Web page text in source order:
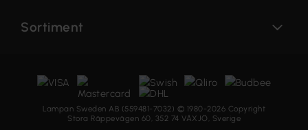
Sortiment
Lampan Sweden AB (559481-7032) © 1980-2026 Copyright
Stora Räppevägen 60, 352 74 VÄXJÖ, Sverige